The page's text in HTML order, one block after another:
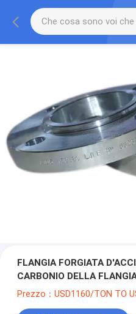
FLANGIA FORGIATA
CARBONIO DELLA
ASME B16.47A DELLA
Prezzo：USD1160/TON TO